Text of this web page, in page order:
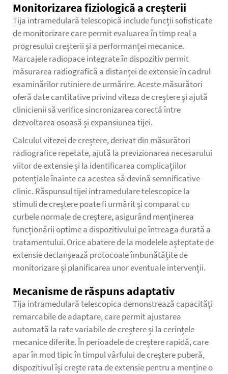
Monitorizarea fiziologică a creșterii
Tija intramedulară telescopică include funcții sofisticate
de monitorizare care permit evaluarea în timp real a
progresului creșterii și a performanței mecanice.
Marcajele radiopace integrate în dispozitiv permit
măsurarea radiografică a distanței de extensie în cadrul
examinărilor rutiniere de urmărire. Aceste măsurători
oferă date cantitative privind viteza de creștere și ajută
clinicienii să verifice sincronizarea corectă între
dezvoltarea osoasă și expansiunea tijei.
Calculul vitezei de creștere, derivat din măsurători
radiografice repetate, ajută la previzionarea necesarului
viitor de extensie și la identificarea complicațiilor
potențiale înainte ca acestea să devină semnificative
clinic. Răspunsul tijei intramedulare telescopice la
stimuli de creștere poate fi urmărit și comparat cu
curbele normale de creștere, asigurând menținerea
funcționării optime a dispozitivului pe întreaga durată a
tratamentului. Orice abatere de la modelele așteptate de
extensie declanșează protocoale îmbunătățite de
monitorizare și planificarea unor eventuale intervenții.
Mecanisme de răspuns adaptativ
Tija intramedulară telescopica demonstrează capacități
remarcabile de adaptare, care permit ajustarea
automată la rate variabile de creștere și la cerințele
mecanice diferite. În perioadele de creștere rapidă, care
apar în mod tipic în timpul vârfului de creștere puberă,
dispozitivul își crește rata de extensie pentru a menține o